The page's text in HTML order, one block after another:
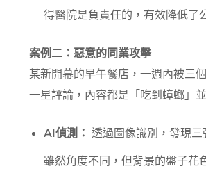
得醫院是負責任的，有效降低了
案例二：惡意的同業攻擊
某新開幕的早午餐店，一週內被三
一星評論，內容都是「吃到蟑螂」
AI偵測： 透過圖像識別，發現三
雖然角度不同，但背景的盤子花